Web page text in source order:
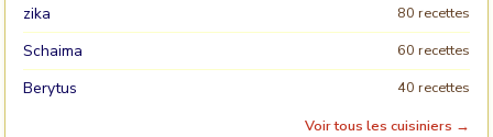
zika 80 recettes
Schaima 60 recettes
Berytus
40 recettes
Voir tous les cuisiniers →